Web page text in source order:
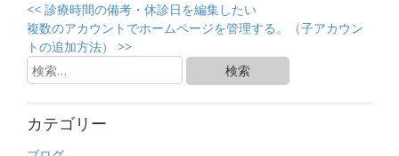
<< 診療時間の備考・休診日を編集したい
複数のアカウントでホームページを管理する。（子アカウン
トの追加方法） >>
カテゴリー